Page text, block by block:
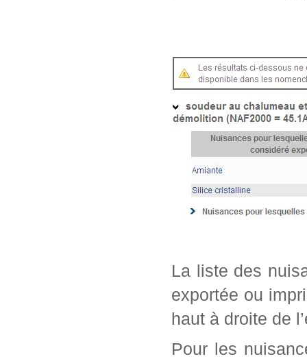
La liste des
exportée ou
haut à droite de
Pour les